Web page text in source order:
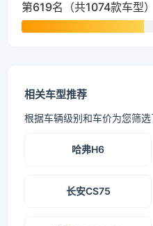
第619名（共1074款车型）
相关车型推荐
根据车辆级别和车价为您筛
哈弗H6
长安CS75